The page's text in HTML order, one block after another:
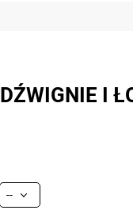
DŹWIGNIE I
--